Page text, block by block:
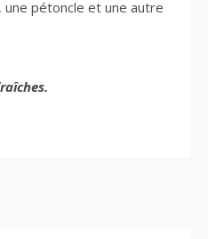
une pétoncle et une autre